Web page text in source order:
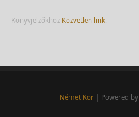
Könyvjelzőkhöz Közvetlen link.
Német Kör| Powered by